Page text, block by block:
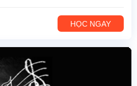
HỌC NGAY